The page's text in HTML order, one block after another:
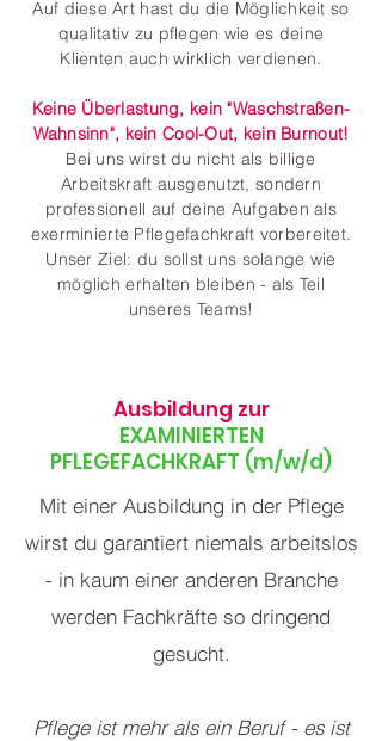
Auf diese Art hast du die Möglichkeit so
qualitativ zu pflegen wie es deine
Klienten auch wirklich verdienen.
Keine Überlastung, kein "Waschstraßen-
Wahnsinn", kein Cool-Out, kein Burnout!
Bei uns wirst du nicht als billige
Arbeitskraft ausgenutzt, sondern
professionell auf deine Aufgaben als
exerminierte Pflegefachkraft vorbereitet.
Unser Ziel: du sollst uns solange wie
möglich erhalten bleiben - als Teil
unseres Teams!
Ausbildung zur
EXAMINIERTEN
PFLEGEFACHKRAFT (m/w/d)
Mit einer Ausbildung in der Pflege
wirst du garantiert niemals arbeitslos
- in kaum einer anderen Branche
werden Fachkräfte so dringend
gesucht.
Pflege ist mehr als ein Beruf - es ist